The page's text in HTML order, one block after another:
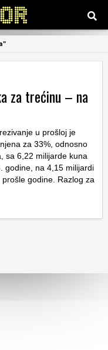
za trećinu – na
u prošloj je
za 33%, odnosno
sa 6,22 milijarde kuna
godine, na 4,15 milijardi
godine. Razlog za